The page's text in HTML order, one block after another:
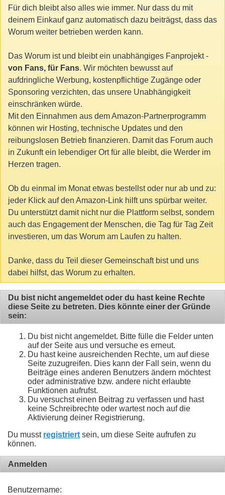
Für dich bleibt also alles wie immer. Nur dass du mit
deinem Einkauf ganz automatisch dazu beiträgst, dass das
Worum weiter betrieben werden kann.
Das Worum ist und bleibt ein unabhängiges Fanprojekt -
von Fans, für Fans. Wir möchten bewusst auf
aufdringliche Werbung, kostenpflichtige Zugänge oder
Sponsoring verzichten, das unsere Unabhängigkeit
einschränken würde.
Mit den Einnahmen aus dem Amazon-Partnerprogramm
können wir Hosting, technische Updates und den
reibungslosen Betrieb finanzieren. Damit das Forum auch
in Zukunft ein lebendiger Ort für alle bleibt, die Werder im
Herzen tragen.
Ob du einmal im Monat etwas bestellst oder nur ab und zu:
jeder Klick auf den Amazon-Link hilft uns spürbar weiter.
Du unterstützt damit nicht nur die Plattform selbst, sondern
auch das Engagement der Menschen, die Tag für Tag Zeit
investieren, um das Worum am Laufen zu halten.
Danke, dass du Teil dieser Gemeinschaft bist und uns
dabei hilfst, das Worum zu erhalten.
Du bist nicht angemeldet oder du hast keine Rechte
diese Seite zu betreten. Dies könnte einer der Gründe
sein:
Du bist nicht angemeldet. Bitte fülle die Felder unten
auf der Seite aus und versuche es erneut.
Du hast keine ausreichenden Rechte, um auf diese
Seite zuzugreifen. Dies kann der Fall sein, wenn du
Beiträge eines anderen Benutzers ändern möchtest
oder administrative bzw. andere nicht erlaubte
Funktionen aufrufst.
Du versuchst einen Beitrag zu verfassen und hast
keine Schreibrechte oder wartest noch auf die
Aktivierung deiner Registrierung.
Du musst registriert sein, um diese Seite aufrufen zu
können.
Anmelden
Benutzername: